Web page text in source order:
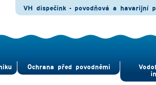
Ochrana před povod­němi
VH dispečink - povodňová a havarijní